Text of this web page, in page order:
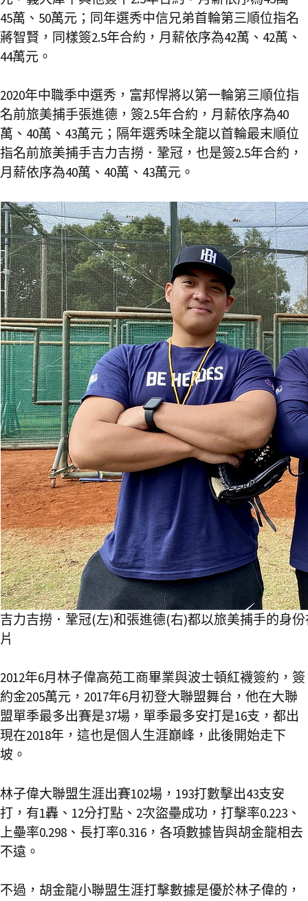
45萬、50萬元；同年選秀中信兄弟首輪第三順位指名
蔣智賢，同樣簽2.5年合約，月薪依序為42萬、42萬、
44萬元。
2020年中職季中選秀，富邦悍將以第一輪第三順位指
名前旅美捕手張進德，簽2.5年合約，月薪依序為40
萬、40萬、43萬元；隔年選秀味全龍以首輪最末順位
指名前旅美捕手吉力吉撈．鞏冠，也是簽2.5年合約，
月薪依序為40萬、40萬、43萬元。
吉力吉撈．鞏冠(左)和張進德(右)都以旅美捕手的身
片
2012年6月林子偉高苑工商畢業與波士頓紅襪簽約，簽
約金205萬元，2017年6月初登大聯盟舞台，他在大聯
盟單季最多出賽是37場，單季最多安打是16支，都出
現在2018年，這也是個人生涯巔峰，此後開始走下
坡。
林子偉大聯盟生涯出賽102場，193打數擊出43支安
打，有1轟、12分打點、2次盜壘成功，打擊率0.223、
上壘率0.298、長打率0.316，各項數據皆與胡金龍相去
不遠。
不過，胡金龍小聯盟生涯打擊數據是優於林子偉的，